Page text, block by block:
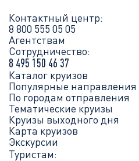
Контактный центр:
8 800 555 05 05
Агентствам
Сотрудничество:
8 495 150 46 37
Каталог круизов
Популярные направления
По городам отправления
Тематические круизы
Круизы выходного дня
Карта круизов
Экскурсии
Туристам: